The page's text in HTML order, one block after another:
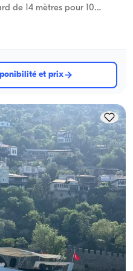
de 14 mètres pour 10
et prix